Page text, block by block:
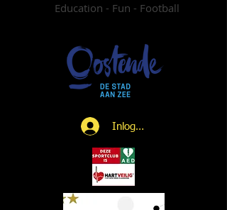
Education - Fun - Football
Inloggen